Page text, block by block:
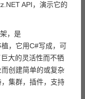
API，演示它的
，是
，它用C#写成，可
大的灵活性而不牺
创建简单的或复杂
集群，插件，支持